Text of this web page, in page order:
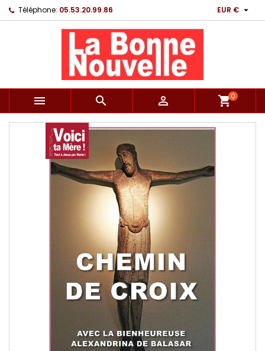
Téléphone: 05.53.20.99.86 EUR € 
   shopping_cart0